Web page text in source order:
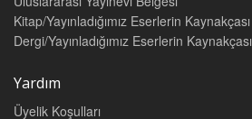
Kitap/Yayınladığımız Eserlerin Kaynakçası
Dergi/Yayınladığımız Eserlerin Kaynakçası
Yardım
Üyelik Koşulları